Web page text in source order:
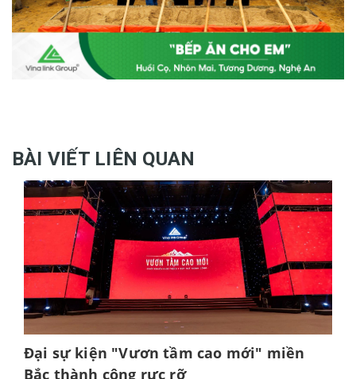
BÀI VIẾT LIÊN QUAN
Đại sự kiện "Vươn tầm cao mới" miền
Bắc thành công rực rỡ